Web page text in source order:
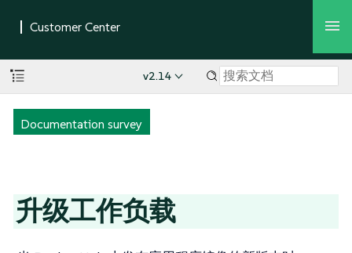
v2.14
Documentation survey
升级工作负载